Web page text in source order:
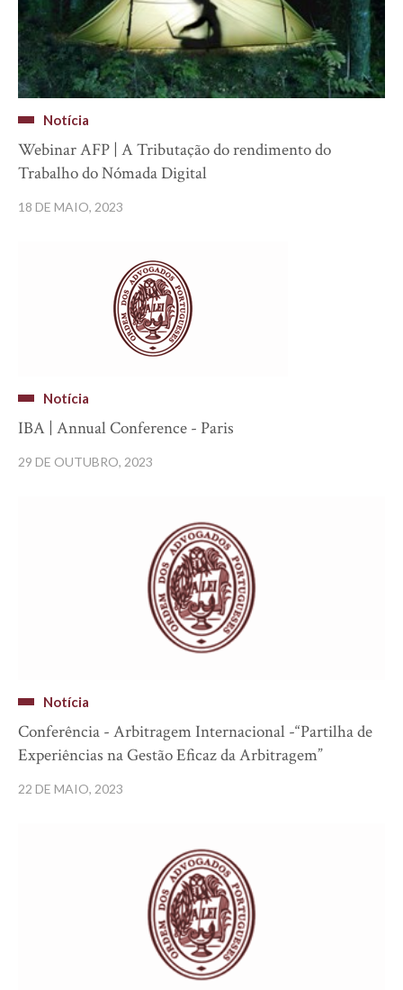
Notícia
Webinar AFP | A Tributação do rendimento do
Trabalho do Nómada Digital
18 DE MAIO, 2023
Notícia
IBA | Annual Conference - Paris
29 DE OUTUBRO, 2023
Notícia
Conferência - Arbitragem Internacional -“Partilha de
Experiências na Gestão Eficaz da Arbitragem”
22 DE MAIO, 2023